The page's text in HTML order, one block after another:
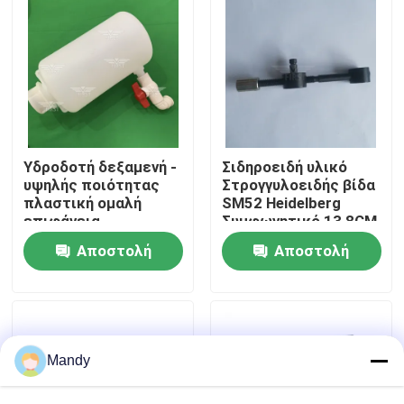
Επισκεψή εργοστασίου
Έλεγχος Ποιότητας
Επικοινωνήστε μαζί μας
Ειδήσεις
Ιστολόγιο
Υδροδοτή δεξαμενή -
υψηλής ποιότητας
πλαστική ομαλή
επιφάνεια
Αποστολή
Σιδηροειδή υλικό
Στρογγυλοειδής βίδα
SM52 Heidelberg
Συμφωνητικό 13,8CM
Μέρη εκτύπωσης
Offset Αποστολή
Mandy